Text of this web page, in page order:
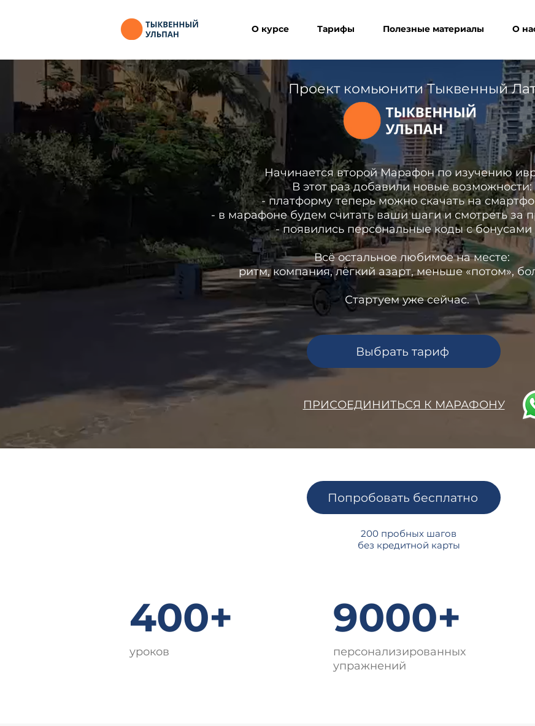
О курсе Тарифы Полезные материалы О
Проект комьюнити Тыквенный
Начинается второй Марафон по изучению
В этот раз добавили новые возможности:
- платформу теперь можно скачать на
- в марафоне будем считать ваши шаги и смотреть за
- появились персональные коды с
Всё остальное любимое на месте:
ритм, компания, лёгкий азарт, меньше «потом»,
Стартуем уже сейчас.\
Выбрать тариф
ПРИСОЕДИНИТЬСЯ К МАРАФОНУ
Попробовать бесплатно
200 пробных шагов
без кредитной карты
400+
уроков
9000+
персонализированных
упражнений